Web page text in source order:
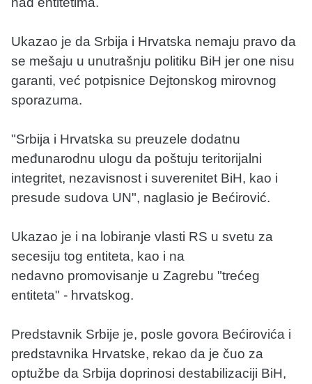
Ukazao je da Srbija i Hrvatska nemaju pravo da
se mešaju u unutrašnju politiku BiH jer one nisu
garanti, već potpisnice Dejtonskog mirovnog
sporazuma.
"Srbija i Hrvatska su preuzele dodatnu
međunarodnu ulogu da poštuju teritorijalni
integritet, nezavisnost i suverenitet BiH, kao i
presude sudova UN", naglasio je Bećirović.
Ukazao je i na lobiranje vlasti RS u svetu za
secesiju tog entiteta, kao i na
nedavno promovisanje u Zagrebu "trećeg
entiteta" - hrvatskog.
Predstavnik Srbije je, posle govora Bećirovića i
predstavnika Hrvatske, rekao da je čuo za
optužbe da Srbija doprinosi destabilizaciji BiH,